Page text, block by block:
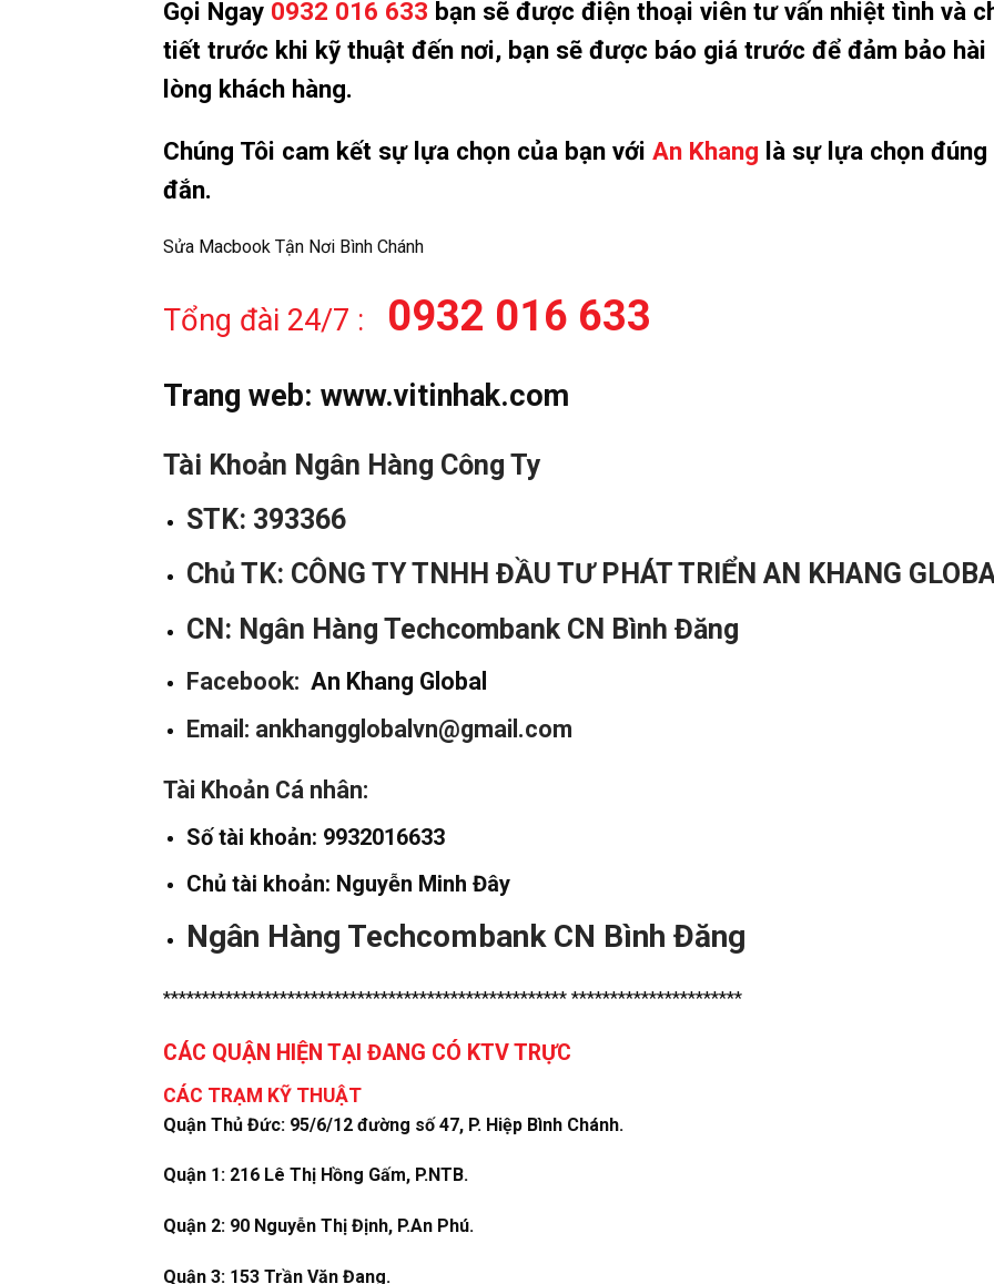
Gọi Ngay 0932 016 633 bạn sẽ được điện thoại viên tư vấn nhiệt tình và
tiết trước khi kỹ thuật đến nơi, bạn sẽ được báo giá trước để đảm bảo hài
lòng khách hàng.
Chúng Tôi cam kết sự lựa chọn của bạn với An Khang là sự lựa chọn đúng
đắn.
Sửa Macbook Tận Nơi Bình Chánh
Tổng đài 24/7 : 0932 016 633
Trang web: www.vitinhak.com
Tài Khoản Ngân Hàng Công Ty
STK: 393366
Chủ TK: CÔNG TY TNHH ĐẦU TƯ PHÁT TRIỂN AN KHANG
CN: Ngân Hàng Techcombank CN Bình Đăng
Facebook: An Khang Global
Email: ankhangglobalvn@gmail.com
Tài Khoản Cá nhân:
Số tài khoản: 9932016633
Chủ tài khoản: Nguyễn Minh Đây
Ngân Hàng Techcombank CN Bình Đăng
**************************************************** **********************
CÁC QUẬN HIỆN TẠI ĐANG CÓ KTV TRỰC
CÁC TRẠM KỸ THUẬT
Quận Thủ Đức: 95/6/12 đường số 47, P. Hiệp Bình Chánh.
Quận 1: 216 Lê Thị Hồng Gấm, P.NTB.
Quận 2: 90 Nguyễn Thị Định, P.An Phú.
Quận 3: 153 Trần Văn Đang.